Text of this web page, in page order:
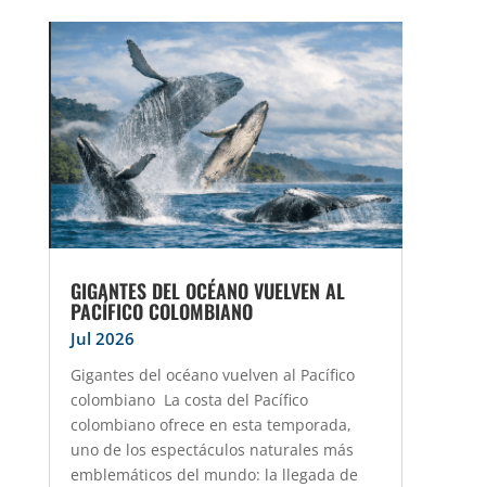
GIGANTES DEL OCÉANO VUELVEN AL
PACÍFICO COLOMBIANO
Jul 2026
Gigantes del océano vuelven al Pacífico
colombiano La costa del Pacífico
colombiano ofrece en esta temporada,
uno de los espectáculos naturales más
emblemáticos del mundo: la llegada de